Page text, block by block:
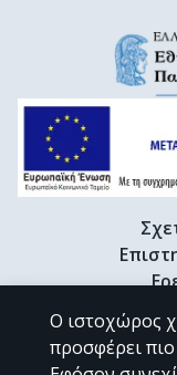
Διδακτορικές
Ο ιστοχώρος
προσφέρει